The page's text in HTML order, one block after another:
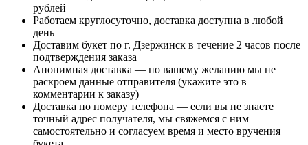
рублей
Работаем круглосуточно, доставка доступна в любой
день
Доставим букет по г. Дзержинск в течение 2 часов после
подтверждения заказа
Анонимная доставка — по вашему желанию мы не
раскроем данные отправителя (укажите это в
комментарии к заказу)
Доставка по номеру телефона — если вы не знаете
точный адрес получателя, мы свяжемся с ним
самостоятельно и согласуем время и место вручения